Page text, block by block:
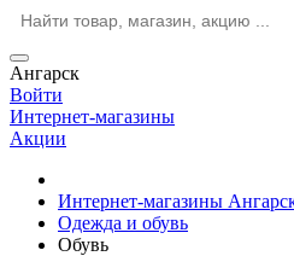
Ангарск
Войти
Интернет-магазины
Акции
Интернет-магазины
Одежда и обувь
Обувь